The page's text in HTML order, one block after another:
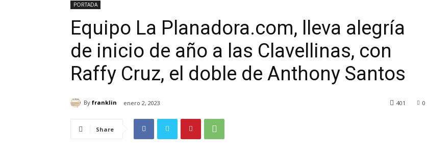
PORTADA
Equipo La Planadora.com, lleva alegría
de inicio de año a las Clavellinas, con
Raffy Cruz, el doble de Anthony Santos
By franklin enero 2, 2023 0
401
Share